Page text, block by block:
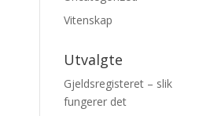
Vitenskap
Utvalgte
Gjeldsregisteret – slik
fungerer det